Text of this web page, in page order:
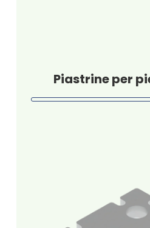
Piastrine per